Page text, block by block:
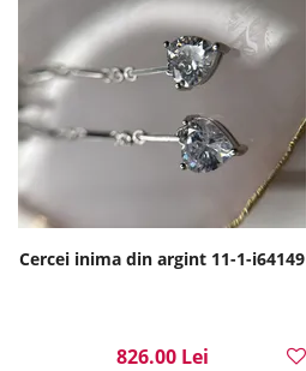
Cercei inima din argint 11-1-i64149
826.00 Lei